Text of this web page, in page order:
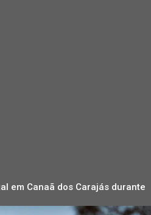
em Canaã dos Carajás durante